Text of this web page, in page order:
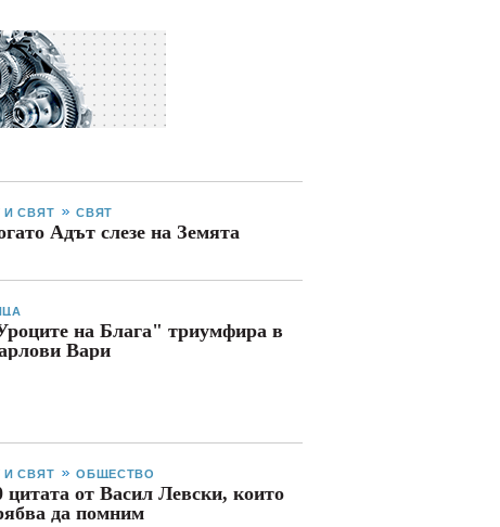
И СВЯТ СВЯТ
Адът слезе на Земята
на Блага" триумфира в
Вари
И СВЯТ ОБЩЕСТВО
цитата от Васил Левски, които
да помним